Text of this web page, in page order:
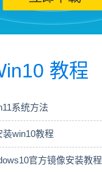
教程
系统方法
装win10教程
官方镜像安装教程